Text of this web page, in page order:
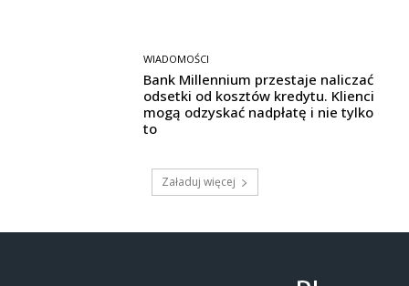
WIADOMOŚCI
Bank Millennium przestaje naliczać
odsetki od kosztów kredytu. Klienci
mogą odzyskać nadpłatę i nie tylko
to
Załaduj więcej